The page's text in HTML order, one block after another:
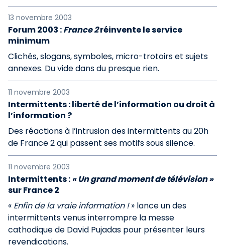
13 novembre 2003
Forum 2003 :France 2réinvente le service
minimum
Clichés, slogans, symboles, micro-trotoirs et sujets
annexes. Du vide dans du presque rien.
11 novembre 2003
Intermittents : liberté de l’information ou droit à
l’information ?
Des réactions à l’intrusion des intermittents au 20h
de France 2 qui passent ses motifs sous silence.
11 novembre 2003
Intermittents : « Un grand moment de télévision »
sur France 2
« Enfin de la vraie information !» lance un des
intermittents venus interrompre la messe
cathodique de David Pujadas pour présenter leurs
revendications.